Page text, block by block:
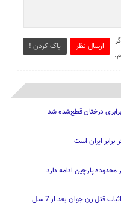
ارسال نظر پاک کردن !
ایران است
پارچین ادامه دارد
قتل زن جوان بعد از 7 سال